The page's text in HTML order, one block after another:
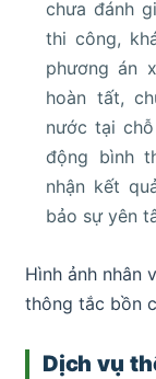
chưa đánh
thi công,
phương án
hoàn tất,
nước tại
động bình
nhận kết
bảo sự yên
Hình ảnh nhân
thông tắc bồn
Dịch vụ